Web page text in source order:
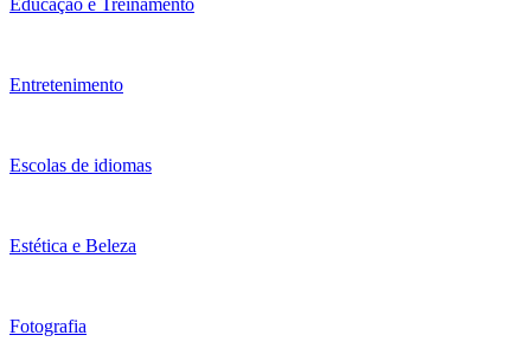
Entretenimento
Escolas de idiomas
Estética e Beleza
Fotografia